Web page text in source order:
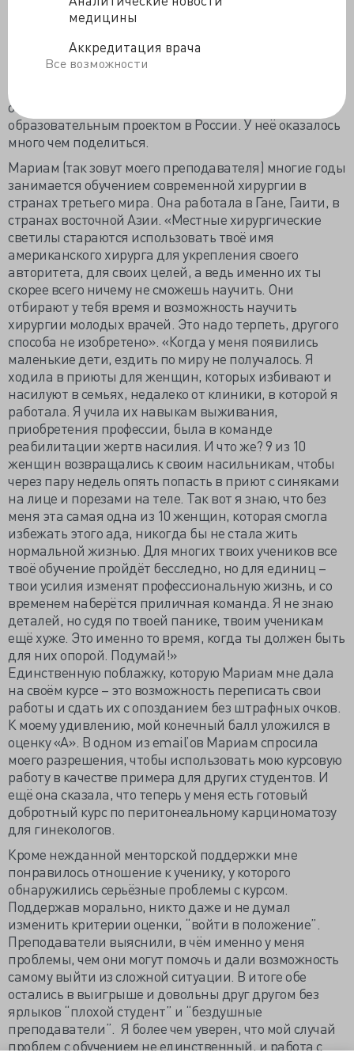
медицины
Аккредитация врача
Все возможности
образовательную программу Американской Коллегии
что именно ожидает от меня на этом курсе, и какие
статьи и главы учебников мне надо дополнительно
оставаться ли мне в программе и что делать с моим
образовательным проектом в России. У неё оказалось
много чем поделиться.
Мариам (так зовут моего преподавателя) многие годы
занимается обучением современной хирургии в
странах третьего мира. Она работала в Гане, Гаити, в
странах восточной Азии. «Местные хирургические
светилы стараются использовать твоё имя
американского хирурга для укрепления своего
авторитета, для своих целей, а ведь именно их ты
скорее всего ничему не сможешь научить. Они
отбирают у тебя время и возможность научить
хирургии молодых врачей. Это надо терпеть, другого
способа не изобретено». «Когда у меня появились
маленькие дети, ездить по миру не получалось. Я
ходила в приюты для женщин, которых избивают и
насилуют в семьях, недалеко от клиники, в которой я
работала. Я учила их навыкам выживания,
приобретения профессии, была в команде
реабилитации жертв насилия. И что же? 9 из 10
женщин возвращались к своим насильникам, чтобы
через пару недель опять попасть в приют с синяками
на лице и порезами на теле. Так вот я знаю, что без
меня эта самая одна из 10 женщин, которая смогла
избежать этого ада, никогда бы не стала жить
нормальной жизнью. Для многих твоих учеников все
твоё обучение пройдёт бесследно, но для единиц –
твои усилия изменят профессиональную жизнь, и со
временем наберётся приличная команда. Я не знаю
деталей, но судя по твоей панике, твоим ученикам
ещё хуже. Это именно то время, когда ты должен быть
для них опорой. Подумай!»
Единственную поблажку, которую Мариам мне дала
на своём курсе – это возможность переписать свои
работы и сдать их с опозданием без штрафных очков.
К моему удивлению, мой конечный балл уложился в
оценку «А». В одном из email’ов Мариам спросила
моего разрешения, чтобы использовать мою курсовую
работу в качестве примера для других студентов. И
ещё она сказала, что теперь у меня есть готовый
добротный курс по перитонеальному карциноматозу
для гинекологов.
Кроме нежданной менторской поддержки мне
понравилось отношение к ученику, у которого
обнаружились серьёзные проблемы с курсом.
Поддержав морально, никто даже и не думал
изменить критерии оценки, “войти в положение”.
Преподаватели выяснили, в чём именно у меня
проблемы, чем они могут помочь и дали возможность
самому выйти из сложной ситуации. В итоге обе
остались в выигрыше и довольны друг другом без
ярлыков “плохой студент” и “бездушные
преподаватели”. Я более чем уверен, что мой случай
проблем с обучением не единственный, и работа с